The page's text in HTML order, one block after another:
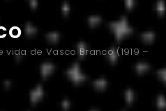
de Vasco Branco (1919 –